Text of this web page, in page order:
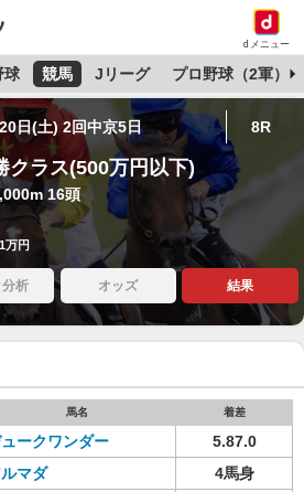
dメニュー
球 競馬 Jリーグ プロ野球（2軍）
日(土) 2回中京5日 8R
クラス(500万円以下)
16頭
万円
分析 オッズ 結果
馬名 着差
ークワンダー
5.87.0
マダ
4馬身